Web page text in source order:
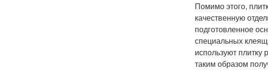
Помимо этого,
качественную
подготовленное
специальных
используют
таким образом